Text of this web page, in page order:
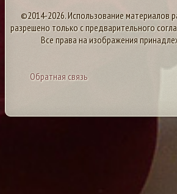
©2014-2026. Использование материалов
разрешено только с предварительного
Все права на изображения
Обратная связь